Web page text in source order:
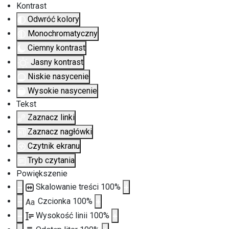
Kontrast
Odwróć kolory
Monochromatyczny
Ciemny kontrast
Jasny kontrast
Niskie nasycenie
Wysokie nasycenie
Tekst
Zaznacz linki
Zaznacz nagłówki
Czytnik ekranu
Tryb czytania
Powiększenie
Skalowanie treści 100%
Aa Czcionka 100%
Wysokość linii 100%